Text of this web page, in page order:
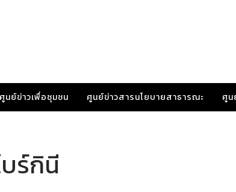
ศูนย์ข่าวเพื่อชุมชน ศูนย์ข่าวสารนโยบายสาธารณะ ศูน
ร์กินี